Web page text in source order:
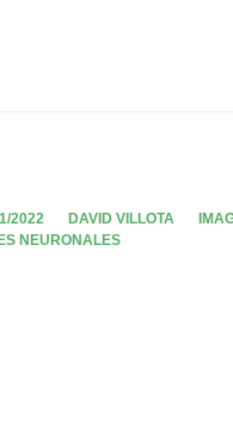
2022 DAVID VILLOTA
NEURONALES